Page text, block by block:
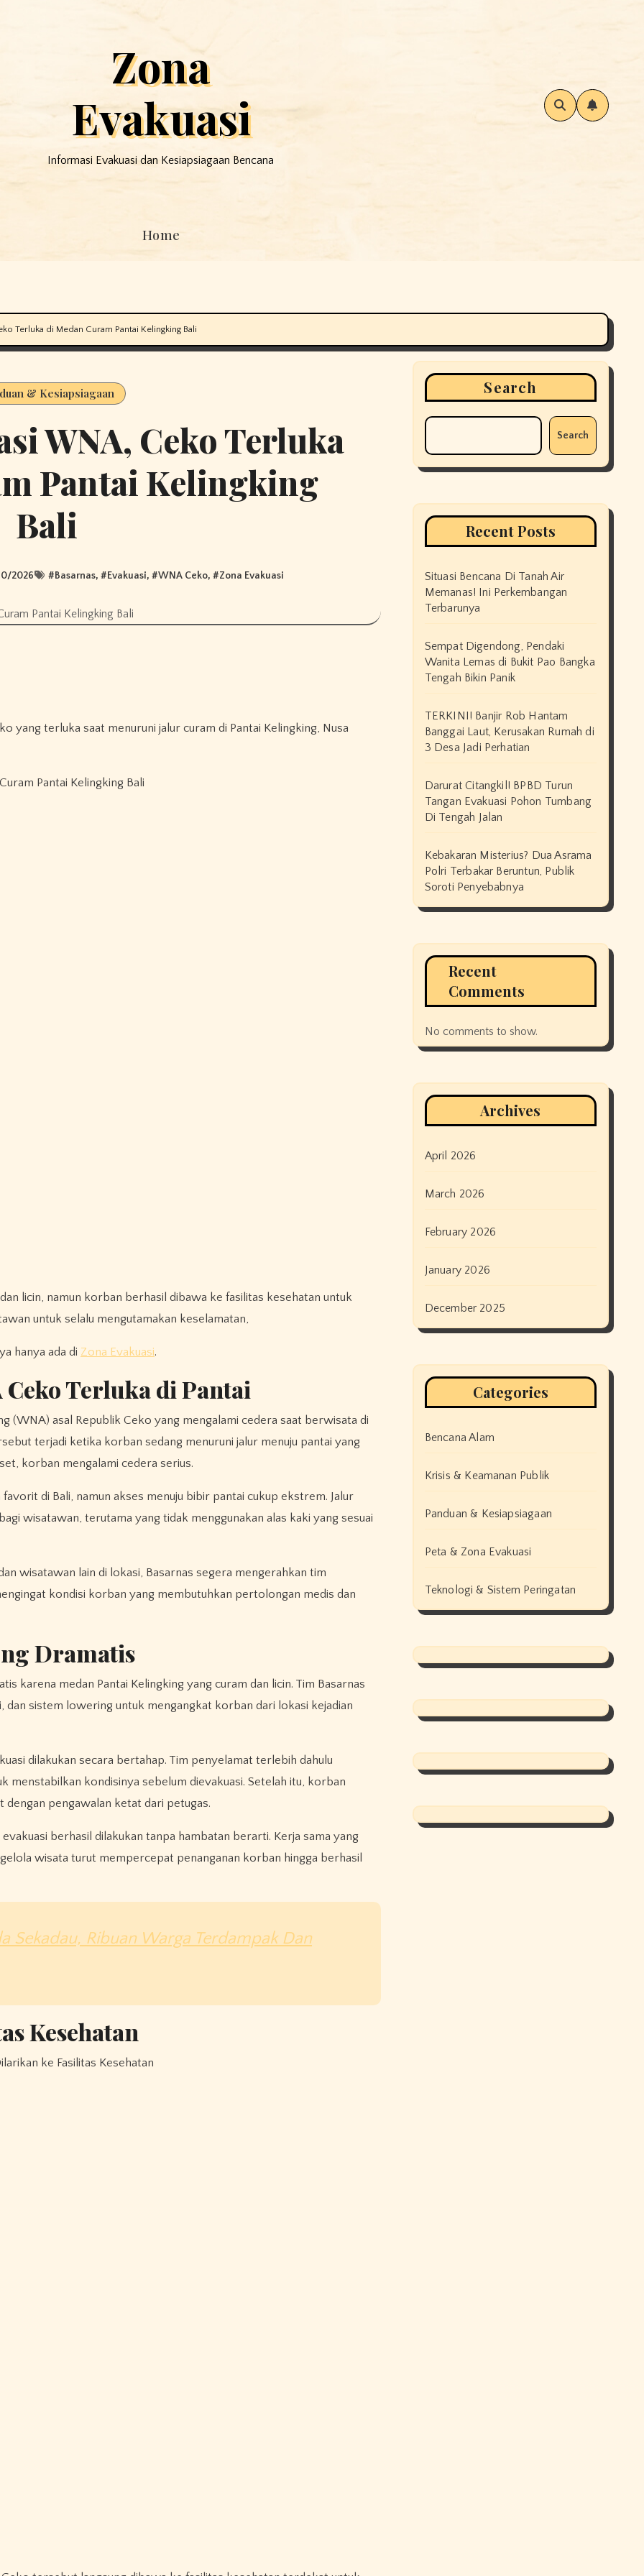
Zona
Evakuasi
Informasi Evakuasi dan Kesiapsiagaan Bencana
Home
Terluka di Medan Curam Pantai Kelingking Bali
& Kesiapsiagaan
WNA, Ceko Terluka
Pantai Kelingking
Bali
2026 #Basarnas, #Evakuasi, #WNA Ceko, #Zona Evakuasi
Pantai Kelingking Bali
licin, namun korban berhasil dibawa ke fasilitas kesehatan untuk
untuk selalu mengutamakan keselamatan,
hanya ada di Zona Evakuasi.
Ceko Terluka di Pantai
(WNA) asal Republik Ceko yang mengalami cedera saat berwisata di
terjadi ketika korban sedang menuruni jalur menuju pantai yang
korban mengalami cedera serius.
di Bali, namun akses menuju bibir pantai cukup ekstrem. Jalur
wisatawan, terutama yang tidak menggunakan alas kaki yang sesuai
wisatawan lain di lokasi, Basarnas segera mengerahkan tim
kondisi korban yang membutuhkan pertolongan medis dan
Dramatis
karena medan Pantai Kelingking yang curam dan licin. Tim Basarnas
dan sistem lowering untuk mengangkat korban dari lokasi kejadian
dilakukan secara bertahap. Tim penyelamat terlebih dahulu
kondisinya sebelum dievakuasi. Setelah itu, korban
pengawalan ketat dari petugas.
berhasil dilakukan tanpa hambatan berarti. Kerja sama yang
wisata turut mempercepat penanganan korban hingga berhasil
Sekadau, Ribuan Warga Terdampak Dan
Kesehatan
Search
Search
Recent Posts
Situasi Bencana Di Tanah Air
Memanas! Ini Perkembangan
Terbarunya
Sempat Digendong, Pendaki
Wanita Lemas di Bukit Pao Bangka
Tengah Bikin Panik
TERKINI! Banjir Rob Hantam
Banggai Laut, Kerusakan Rumah di
3 Desa Jadi Perhatian
Darurat Citangkil! BPBD Turun
Tangan Evakuasi Pohon Tumbang
Di Tengah Jalan
Kebakaran Misterius? Dua Asrama
Polri Terbakar Beruntun, Publik
Soroti Penyebabnya
Recent
Comments
No comments to show.
Archives
April 2026
March 2026
February 2026
January 2026
December 2025
Categories
Bencana Alam
Krisis & Keamanan Publik
Panduan & Kesiapsiagaan
Peta & Zona Evakuasi
Teknologi & Sistem Peringatan